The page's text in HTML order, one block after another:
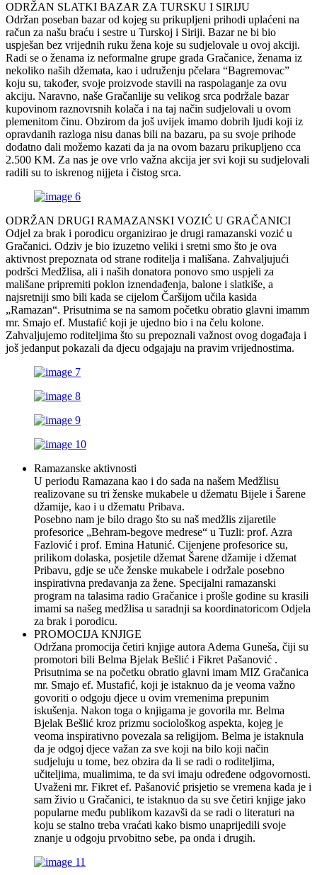
ODRŽAN SLATKI BAZAR ZA TURSKU I SIRIJU
Održan poseban bazar od kojeg su prikupljeni prihodi uplaćeni na
račun za našu braću i sestre u Turskoj i Siriji. Bazar ne bi bio
uspješan bez vrijednih ruku žena koje su sudjelovale u ovoj akciji.
Radi se o ženama iz neformalne grupe grada Gračanice, ženama iz
nekoliko naših džemata, kao i udruženju pčelara “Bagremovac”
koju su, također, svoje proizvode stavili na raspolaganje za ovu
akciju. Naravno, naše Gračanlije su velikog srca podržale bazar
kupovinom raznovrsnih kolača i na taj način sudjelovali u ovom
plemenitom činu. Obzirom da još uvijek imamo dobrih ljudi koji iz
opravdanih razloga nisu danas bili na bazaru, pa su svoje prihode
dodatno dali možemo kazati da ja na ovom bazaru prikupljeno cca
2.500 KM. Za nas je ove vrlo važna akcija jer svi koji su sudjelovali
radili su to iskrenog nijjeta i čistog srca.
ODRŽAN DRUGI RAMAZANSKI VOZIĆ U GRAČANICI
Odjel za brak i porodicu organizirao je drugi ramazanski vozić u
Gračanici. Odziv je bio izuzetno veliki i sretni smo što je ova
aktivnost prepoznata od strane roditelja i mališana. Zahvaljujući
podršci Medžlisa, ali i naših donatora ponovo smo uspjeli za
mališane pripremiti poklon iznendađenja, balone i slatkiše, a
najsretniji smo bili kada se cijelom Čaršijom učila kasida
„Ramazan“. Prisutnima se na samom početku obratio glavni imamm
mr. Smajo ef. Mustafić koji je ujedno bio i na čelu kolone.
Zahvaljujemo roditeljima što su prepoznali važnost ovog događaja i
još jedanput pokazali da djecu odgajaju na pravim vrijednostima.
Ramazanske aktivnosti
U periodu Ramazana kao i do sada na našem Medžlisu
realizovane su tri ženske mukabele u džematu Bijele i Šarene
džamije, kao i u džematu Pribava.
Posebno nam je bilo drago što su naš medžlis zijaretile
profesorice „Behram-begove medrese“ u Tuzli: prof. Azra
Fazlović i prof. Emina Hatunić. Cijenjene profesorice su,
prilikom dolaska, posjetile džemat Šarene džamije i džemat
Pribavu, gdje se uče ženske mukabele i održale posebno
inspirativna predavanja za žene. Specijalni ramazanski
program na talasima radio Gračanice i prošle godine su krasili
imami sa našeg medžlisa u saradnji sa koordinatoricom Odjela
za brak i porodicu.
PROMOCIJA KNJIGE
Održana promocija četiri knjige autora Adema Guneša, čiji su
promotori bili Belma Bjelak Bešlić i Fikret Pašanović .
Prisutnima se na početku obratio glavni imam MIZ Gračanica
mr. Smajo ef. Mustafić, koji je istaknuo da je veoma važno
govoriti o odgoju djece u ovim vremenima prepunim
iskušenja. Nakon toga o knjigama je govorila mr. Belma
Bjelak Bešlić kroz prizmu sociološkog aspekta, kojeg je
veoma inspirativno povezala sa religijom. Belma je istaknula
da je odgoj djece važan za sve koji na bilo koji način
sudjeluju u tome, bez obzira da li se radi o roditeljima,
učiteljima, mualimima, te da svi imaju određene odgovornosti.
Uvaženi mr. Fikret ef. Pašanović prisjetio se vremena kada je i
sam živio u Gračanici, te istaknuo da su sve četiri knjige jako
popularne među publikom kazavši da se radi o literaturi na
koju se stalno treba vraćati kako bismo unaprijedili svoje
znanje u odgoju prvobitno sebe, pa onda i drugih.